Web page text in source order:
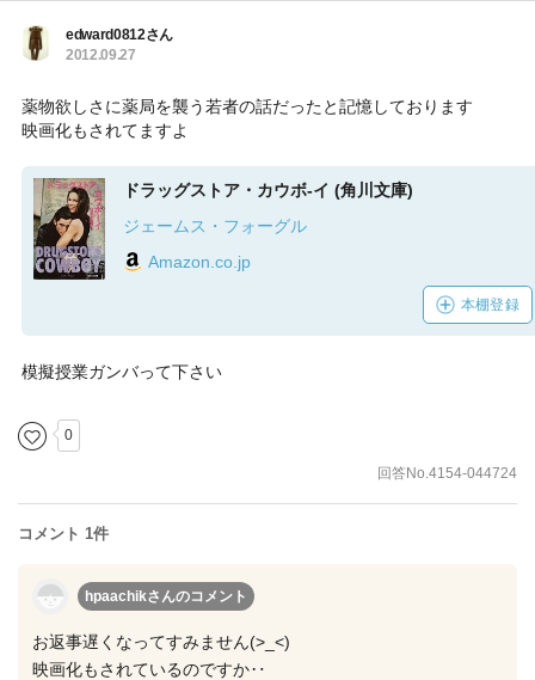
edward0812さん
2012.09.27
薬物欲しさに薬局を襲う若者の話だったと記憶しております
映画化もされてますよ
ドラッグストア・カウボ-イ (角川文庫)
ジェームス・フォーグル
Amazon.co.jp
本棚登録
模擬授業ガンバって下さい
0
回答No.4154-044724
コメント 1件
hpaachikさんのコメント
お返事遅くなってすみません(>_<)
映画化もされているのですか‥